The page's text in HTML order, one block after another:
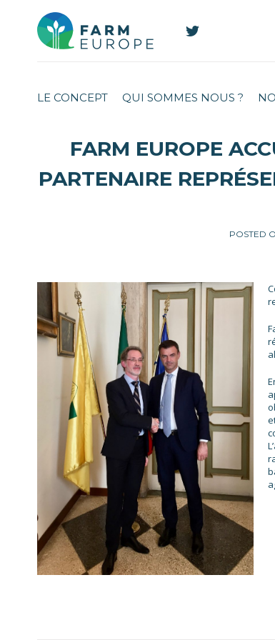
LE CONCEPT QUI SOMMES NOUS ?
FARM EUROPE
PARTENAIRE
POSTED